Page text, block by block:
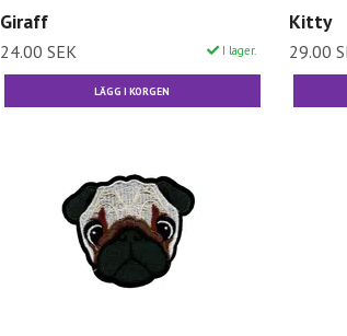
Giraff
24.00 SEK I lager.
Kitty
29.00